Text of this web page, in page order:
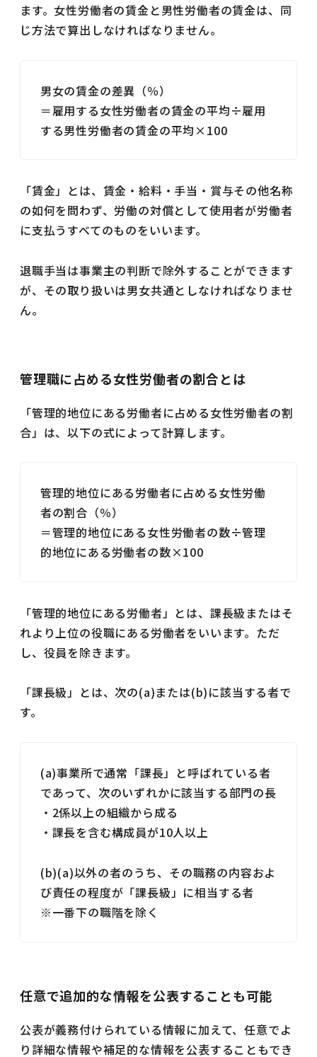
ます。女性労働者の賃金と男性労働者の賃金は、同
じ方法で算出しなければなりません。
男女の賃金の差異（％）
＝雇用する女性労働者の賃金の平均÷雇用
する男性労働者の賃金の平均×100
「賃金」とは、賃金・給料・手当・賞与その他名称
の如何を問わず、労働の対償として使用者が労働者
に支払うすべてのものをいいます。
退職手当は事業主の判断で除外することができます
が、その取り扱いは男女共通としなければなりませ
ん。
管理職に占める女性労働者の割合とは
「管理的地位にある労働者に占める女性労働者の割
合」は、以下の式によって計算します。
管理的地位にある労働者に占める女性労働
者の割合（％）
＝管理的地位にある女性労働者の数÷管理
的地位にある労働者の数×100
「管理的地位にある労働者」とは、課長級またはそ
れより上位の役職にある労働者をいいます。ただ
し、役員を除きます。
「課長級」とは、次の(a)または(b)に該当する者で
す。
(a)事業所で通常「課長」と呼ばれている者
であって、次のいずれかに該当する部門の長
・2係以上の組織から成る
・課長を含む構成員が10人以上
(b)(a)以外の者のうち、その職務の内容およ
び責任の程度が「課長級」に相当する者
※一番下の職階を除く
任意で追加的な情報を公表することも可能
公表が義務付けられている情報に加えて、任意でよ
り詳細な情報や補足的な情報を公表することもでき